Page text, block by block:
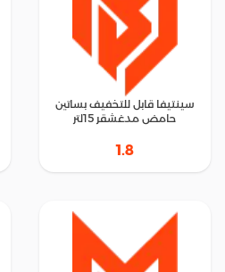
سينتيفا قابل للتخفيف بساتين
حامض مدغشقر 15لتر
1.8